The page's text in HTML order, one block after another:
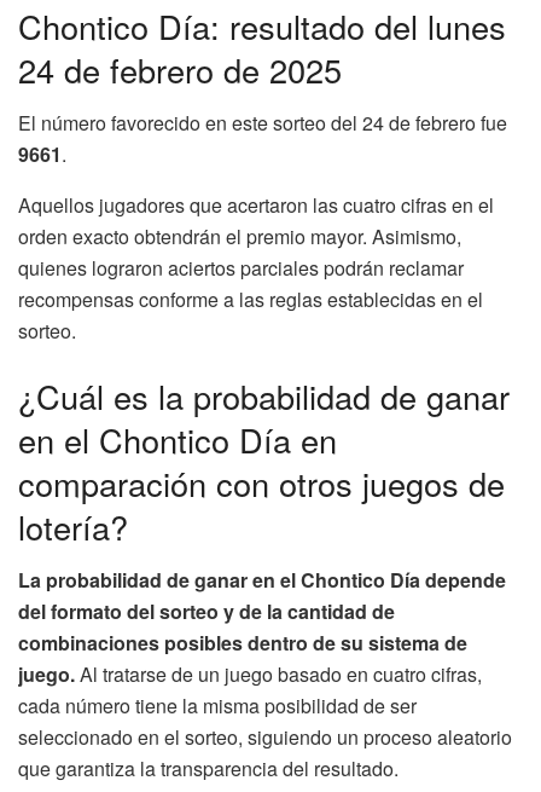
Chontico Día: resultado del lunes
24 de febrero de 2025
El número favorecido en este sorteo del 24 de febrero fue
9661.
Aquellos jugadores que acertaron las cuatro cifras en el
orden exacto obtendrán el premio mayor. Asimismo,
quienes lograron aciertos parciales podrán reclamar
recompensas conforme a las reglas establecidas en el
sorteo.
¿Cuál es la probabilidad de ganar
en el Chontico Día en
comparación con otros juegos de
lotería?
La probabilidad de ganar en el Chontico Día depende
del formato del sorteo y de la cantidad de
combinaciones posibles dentro de su sistema de
juego.Al tratarse de un juego basado en cuatro cifras,
cada número tiene la misma posibilidad de ser
seleccionado en el sorteo, siguiendo un proceso aleatorio
que garantiza la transparencia del resultado.